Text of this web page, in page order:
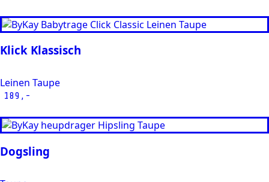
Klick Klassisch
Leinen Taupe
Dogsling